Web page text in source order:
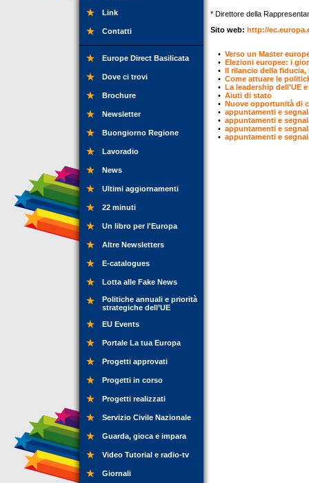
Link
Contatti
Europe Direct Basilicata
Dove ci trovi
Brochure
Newsletter
Buongiorno Regione
Lavoradio
News
Ultimi aggiornamenti
22 minuti
Un libro per l'Europa
Altre Newsletters
E-catalogues
Lotta alle Fake News
Politiche annuali e priorità
strategiche dell’UE
EU Events
Portale La tua Europa
Progetti approvati
Progetti in corso
Progetti realizzati
Servizio Civile Nazionale
Guarda, gioca e impara
Video Tutorial e radio-tv
Giornali
* Direttore della
Sito web: http://
• Verso un Master
• Elezioni europee: i
• Il rilancio della
• Come attuare le
• La leadership dell'UE
• Aiuti di stato
• Nuove opportunità di
• appuntamenti e
• appuntamenti e
• appuntamenti e
• appuntamenti e